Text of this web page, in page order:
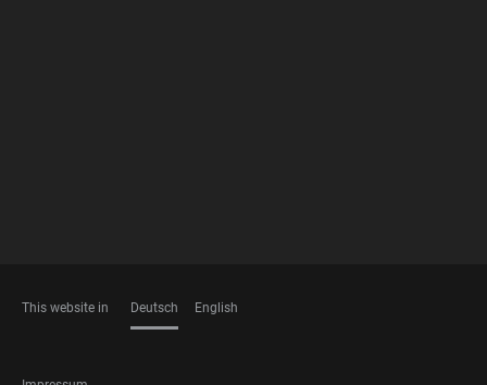
This website in Deutsch English